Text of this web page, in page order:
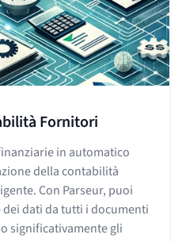
Fornitori
in automatico
della contabilità
Con Parseur, puoi
dati da tutti i documenti
significativamente gli